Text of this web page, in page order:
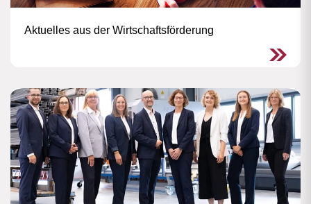
Aktuelles aus der Wirtschaftsförderung